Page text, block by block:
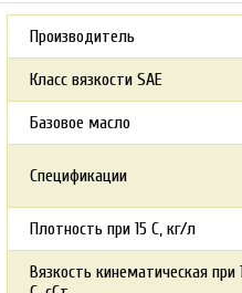
Производитель
Класс вязкости SAE
Базовое масло
Спецификации
Плотность при 15 С, кг/л
Вязкость кинематическая при